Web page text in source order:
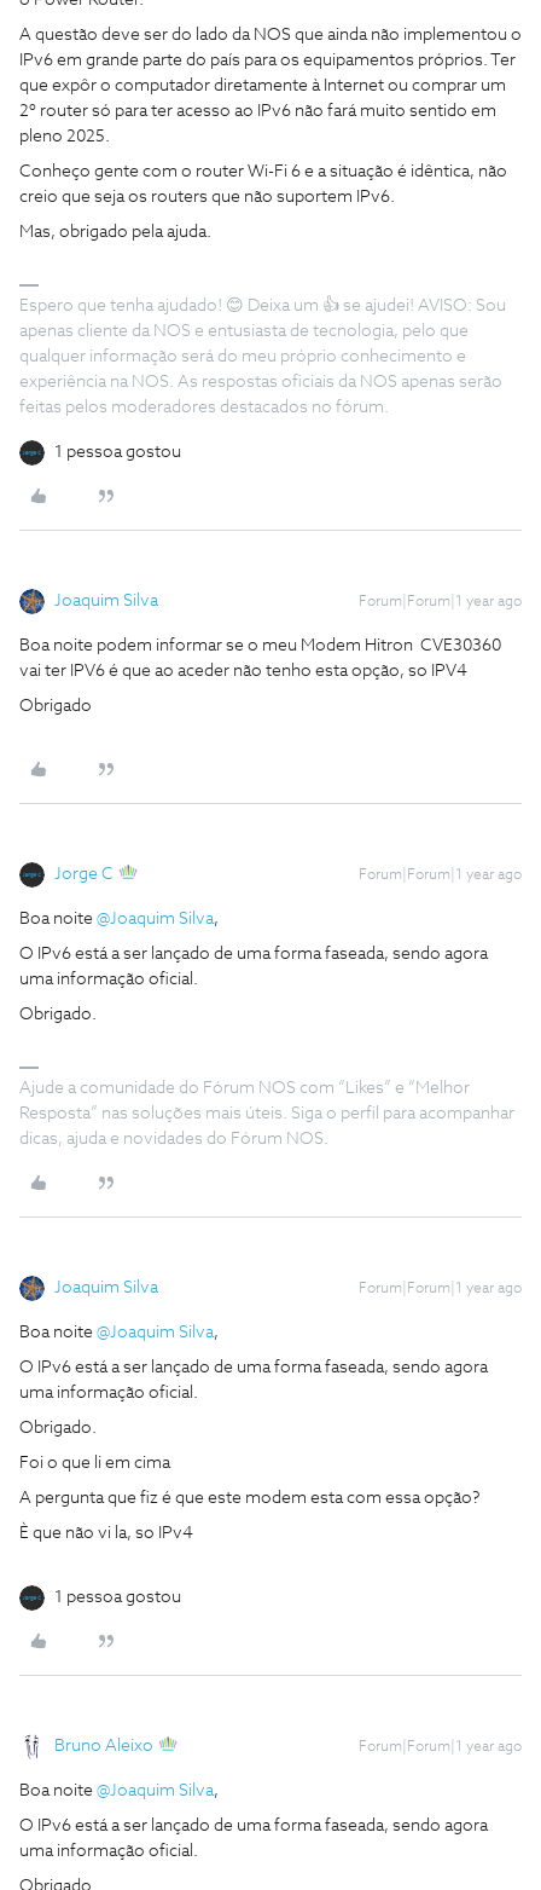
A questão deve ser do lado da NOS que ainda não implementou o
IPv6 em grande parte do país para os equipamentos próprios. Ter
que expôr o computador diretamente à Internet ou comprar um
2º router só para ter acesso ao IPv6 não fará muito sentido em
pleno 2025.
Conheço gente com o router Wi-Fi 6 e a situação é idêntica, não
creio que seja os routers que não suportem IPv6.
Mas, obrigado pela ajuda.
Espero que tenha ajudado! 😊 Deixa um 👍 se ajudei! AVISO: Sou
apenas cliente da NOS e entusiasta de tecnologia, pelo que
qualquer informação será do meu próprio conhecimento e
experiência na NOS. As respostas oficiais da NOS apenas serão
feitas pelos moderadores destacados no fórum.
1 pessoa gostou
Joaquim Silva Forum|Forum|1 year ago
Boa noite podem informar se o meu Modem Hitron CVE30360
vai ter IPV6 é que ao aceder não tenho esta opção, so IPV4
Obrigado
Jorge C Forum|Forum|1 year ago
Boa noite ​ @Joaquim Silva,
O IPv6 está a ser lançado de uma forma faseada, sendo agora
uma informação oficial.
Obrigado.
Ajude a comunidade do Fórum NOS com “Likes” e “Melhor
Resposta” nas soluções mais úteis. Siga o perfil para acompanhar
dicas, ajuda e novidades do Fórum NOS.
Joaquim Silva Forum|Forum|1 year ago
Boa noite ​ @Joaquim Silva,
O IPv6 está a ser lançado de uma forma faseada, sendo agora
uma informação oficial.
Obrigado.
Foi o que li em cima
A pergunta que fiz é que este modem esta com essa opção?
È que não vi la, so IPv4
1 pessoa gostou
Bruno Aleixo Forum|Forum|1 year ago
Boa noite ​ @Joaquim Silva,
O IPv6 está a ser lançado de uma forma faseada, sendo agora
uma informação oficial.
Obrigado.